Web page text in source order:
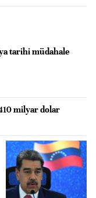
tarihi müdahale
milyar dolar